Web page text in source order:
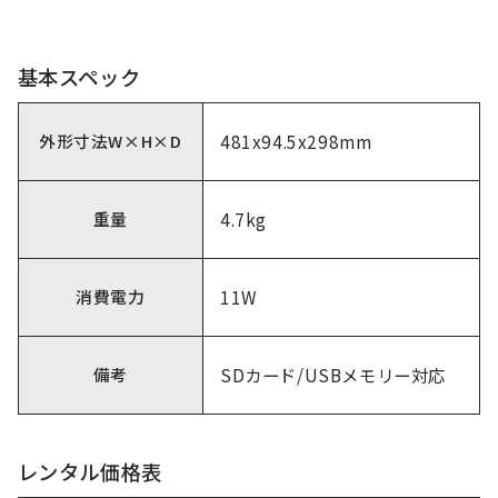
基本スペック
外形寸法W×H×D 481x94.5x298mm
重量 4.7kg
消費電力 11W
備考 SDカード/USBメモリー対応
レンタル価格表